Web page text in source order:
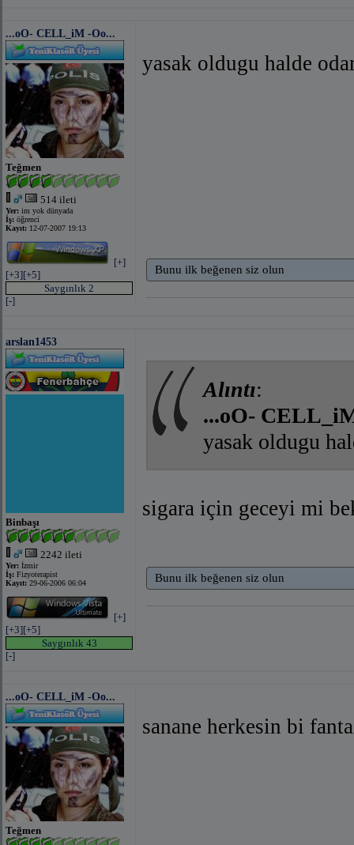
...oO- CELL_iM -Oo...
Teğmen
514 ileti
Yer: im yok dünyada
İş: öğrenci
Kayıt: 12-07-2007 19:13
[+]
[+3][+5]
Saygınlık 2
[-]
yasak oldugu halde
Bunu ilk beğenen siz olun
arslan1453
Binbaşı
2242 ileti
Yer: İzmir
İş: Fizyoterapist
Kayıt: 29-06-2006 06:04
[+]
[+3][+5]
Saygınlık 43
[-]
Alıntı:
...oO-
yasak oldugu
sigara için geceyi mi
Bunu ilk beğenen siz olun
...oO- CELL_iM -Oo...
Teğmen
sanane herkesin bi